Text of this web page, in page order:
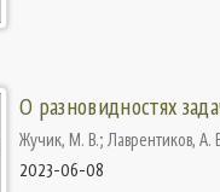
О разновидностях
Жучик, М. В.; Лаврентиков, А.
2023-06-08